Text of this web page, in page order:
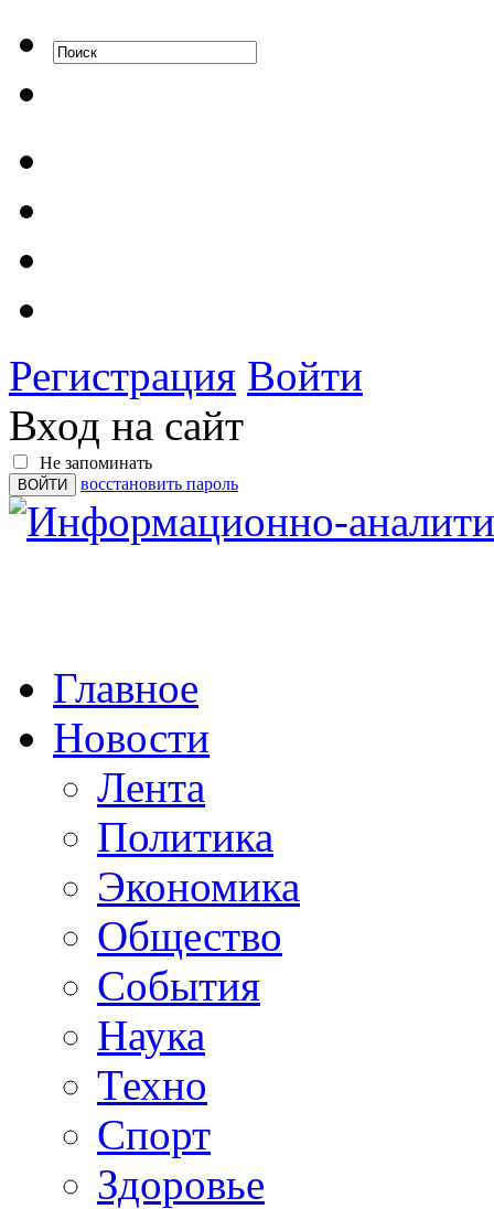
Регистрация Войти
Вход на сайт
Не запоминать
восстановить пароль
Главное
Новости
Лента
Политика
Экономика
Общество
События
Наука
Техно
Спорт
Здоровье